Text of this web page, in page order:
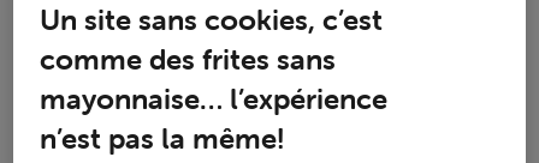
J'ai bien sûr déjà redémarré. Merci d'avance à la
communauté.
S
différentes manipulations, j'ai suivi vos
conseils et ça fonctionne à nouveau. Bonne
journée et joyeuses fêtes
Un site sans cookies, c’est
comme des frites sans
mayonnaise… l’expérience
n’est pas la même!